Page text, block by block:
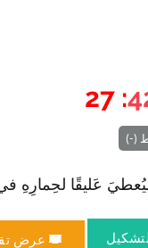
: 27
(-)
عَليقًا لحِمارِهِ في
عرض